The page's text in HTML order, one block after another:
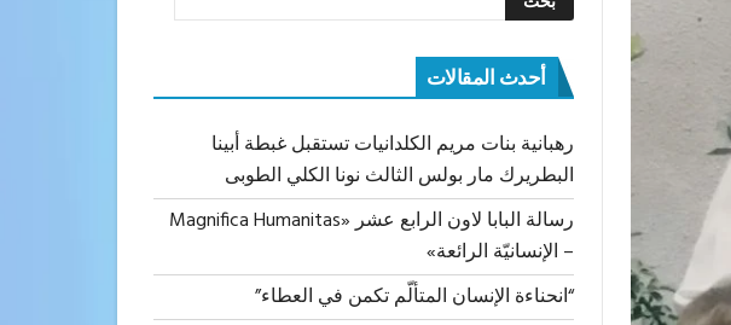
أحدث المقالات
رهبانية بنات مريم الكلدانيات تستقبل غبطة أبينا
البطريرك مار بولس الثالث نونا الكلي الطوبى
رسالة البابا لاون الرابع عشر «Magnifica Humanitas
– الإنسانيّة الرائعة»
“انحناءة الإنسان المتألّم تكمن في العطاء”